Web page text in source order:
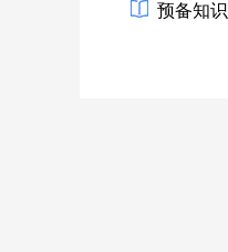
预备知识